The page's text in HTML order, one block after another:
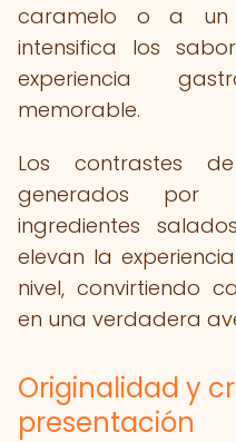
caramelo o a un
intensifica los
experiencia
memorable.
Los contrastes
generados por
ingredientes
elevan la
nivel, convirtiendo
en una verdadera
Originalidad y
presentación